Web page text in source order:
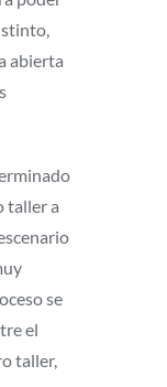
abierta
taller a
se
el
taller,